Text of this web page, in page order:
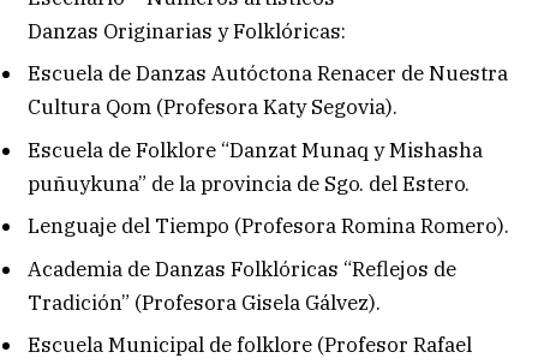
Danzas Originarias y Folklóricas:
Escuela de Danzas Autóctona Renacer de Nuestra
Cultura Qom (Profesora Katy Segovia).
Escuela de Folklore “Danzat Munaq y Mishasha
puñuykuna” de la provincia de Sgo. del Estero.
Lenguaje del Tiempo (Profesora Romina Romero).
Academia de Danzas Folklóricas “Reflejos de
Tradición” (Profesora Gisela Gálvez).
Escuela Municipal de folklore (Profesor Rafael